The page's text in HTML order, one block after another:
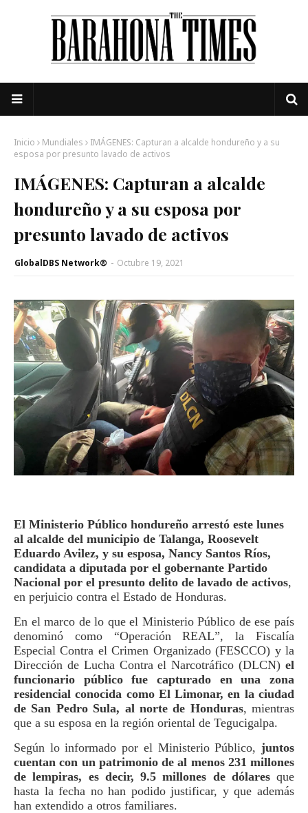
Inicio Mundiales
IMÁGENES: Capturan a alcalde hondureño y a su
esposa por presunto lavado de activos
IMÁGENES: Capturan a alcalde
hondureño y a su esposa por
presunto lavado de activos
GlobalDBS Network® - Octubre 19, 2021
El Ministerio Público hondureño arrestó este lunes
al alcalde del municipio de Talanga, Roosevelt
Eduardo Avilez, y su esposa, Nancy Santos Ríos,
candidata a diputada por el gobernante Partido
Nacional por el presunto delito de lavado de activos,
en perjuicio contra el Estado de Honduras.
En el marco de lo que el Ministerio Público de ese país
denominó como “Operación REAL”, la Fiscalía
Especial Contra el Crimen Organizado (FESCCO) y la
Dirección de Lucha Contra el Narcotráfico (DLCN) el
funcionario público fue capturado en una zona
residencial conocida como El Limonar, en la ciudad
de San Pedro Sula, al norte de Honduras, mientras
que a su esposa en la región oriental de Tegucigalpa.
Según lo informado por el Ministerio Público, juntos
cuentan con un patrimonio de al menos 231 millones
de lempiras, es decir, 9.5 millones de dólaresque
hasta la fecha no han podido justificar, y que además
han extendido a otros familiares.